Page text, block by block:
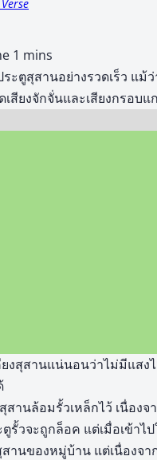
ะตูสุสานอย่างรวดเร็ว แ
เสียงจักจั่นและเสียงกรอบ
ยงสุสานแน่นอนว่าไม่มีแส
สานล้อมรั้วเหล็กไว้ เนื่อง
ตูรั้วจะถูกล็อค แต่เมื่อเข้า
านของหมู่บ้าน แต่เนื่องจา